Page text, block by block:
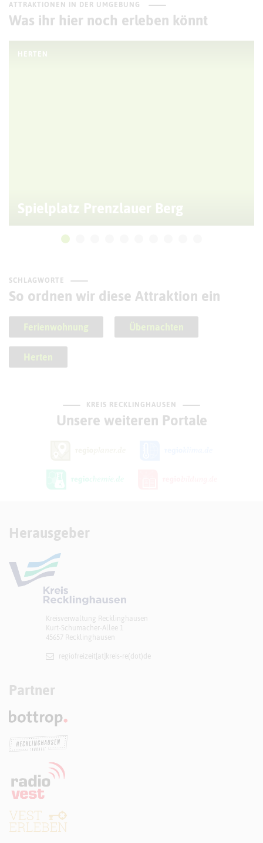
ATTRAKTIONEN IN DER UMGEBUNG
Was ihr hier noch erleben könnt
HERTEN
Spielplatz Prenzlauer Berg
SCHLAGWORTE
So ordnen wir diese Attraktion ein
Ferienwohnung Übernachten
Herten
KREIS RECKLINGHAUSEN
Unsere weiteren Portale
Herausgeber
Kreisverwaltung Recklinghausen
Kurt-Schumacher-Allee 1
45657 Recklinghausen
regiofreizeit[at]​kreis-re(dot)de
Partner